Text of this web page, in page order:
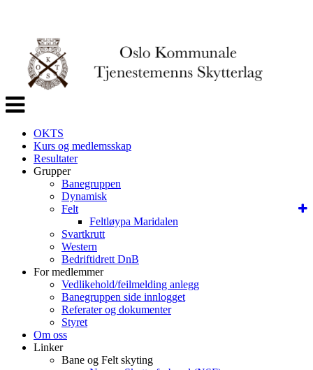
Veksle
navigasjon
OKTS
Kurs og medlemsskap
Resultater
Grupper
Banegruppen
Dynamisk
Felt
Feltløypa Maridalen
Svartkrutt
Western
Bedriftidrett DnB
For medlemmer
Vedlikehold/feilmelding anlegg
Banegruppen side innlogget
Referater og dokumenter
Styret
Om oss
Linker
Bane og Felt skyting